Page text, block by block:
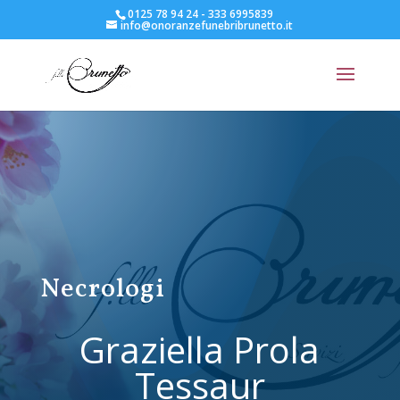
0125 78 94 24 - 333 6995839
info@onoranzefunebribrunetto.it
Necrologi
Graziella Prola
Tessaur